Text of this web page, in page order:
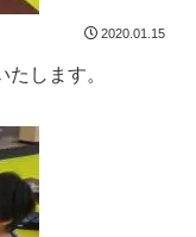
2020.01.15
します。